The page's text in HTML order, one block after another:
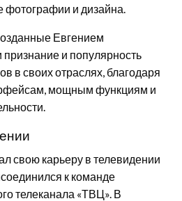
фотографии и дизайна.
Евгением
и популярность
в своих отраслях, благодаря
мощным функциям и
свою карьеру в телевидении
к команде
телеканала «ТВЦ». В